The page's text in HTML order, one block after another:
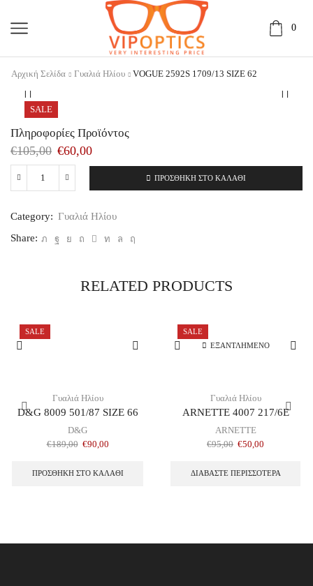
0
Αρχική Σελίδα Γυαλιά Ηλίου VOGUE 2592S 1709/13 SIZE 62
SALE
Πληροφορίες Προϊόντος
€105,00 €60,00
VOGUE
SIZE
ποσότητα
ΠΡΟΣΘΉΚΗ ΣΤΟ ΚΑΛΆΘΙ
Category: Γυαλιά Ηλίου
Share:
RELATED PRODUCTS
SALE
Γυαλιά Ηλίου
D&G 8009 501/87 SIZE 66
D&G
€189,00 €90,00
ΠΡΟΣΘΉΚΗ ΣΤΟ ΚΑΛΆΘΙ
SALE
ΕΞΑΝΤΛΗΜΈΝΟ
Γυαλιά Ηλίου
ARNETTE 4007 217/6E
ARNETTE
€95,00 €50,00
ΔΙΑΒΆΣΤΕ ΠΕΡΙΣΣΌΤΕΡΑ